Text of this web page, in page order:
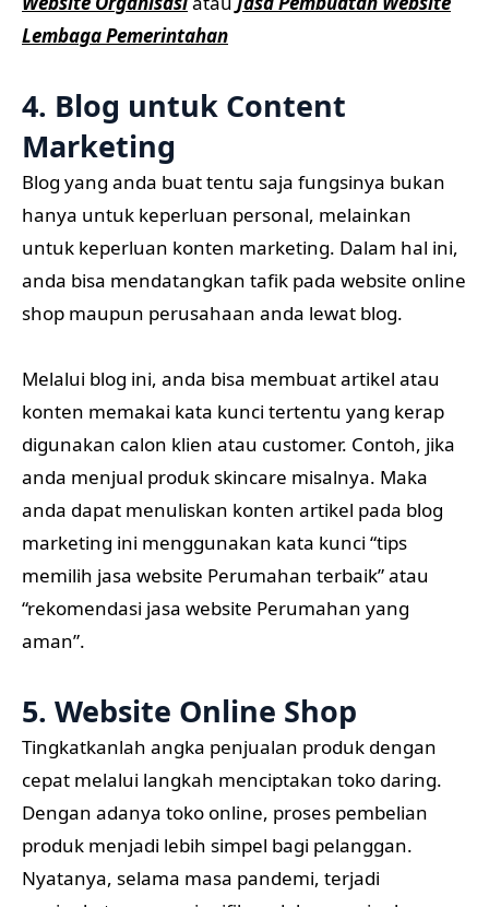
Lembaga Pemerintahan
4. Blog untuk Content
Marketing
Blog yang anda buat tentu saja fungsinya bukan
hanya untuk keperluan personal, melainkan
untuk keperluan konten marketing. Dalam hal ini,
anda bisa mendatangkan tafik pada website online
shop maupun perusahaan anda lewat blog.
Melalui blog ini, anda bisa membuat artikel atau
konten memakai kata kunci tertentu yang kerap
digunakan calon klien atau customer. Contoh, jika
anda menjual produk skincare misalnya. Maka
anda dapat menuliskan konten artikel pada blog
marketing ini menggunakan kata kunci “tips
memilih jasa website Perumahan terbaik” atau
“rekomendasi jasa website Perumahan yang
aman”.
5. Website Online Shop
Tingkatkanlah angka penjualan produk dengan
cepat melalui langkah menciptakan toko daring.
Dengan adanya toko online, proses pembelian
produk menjadi lebih simpel bagi pelanggan.
Nyatanya, selama masa pandemi, terjadi